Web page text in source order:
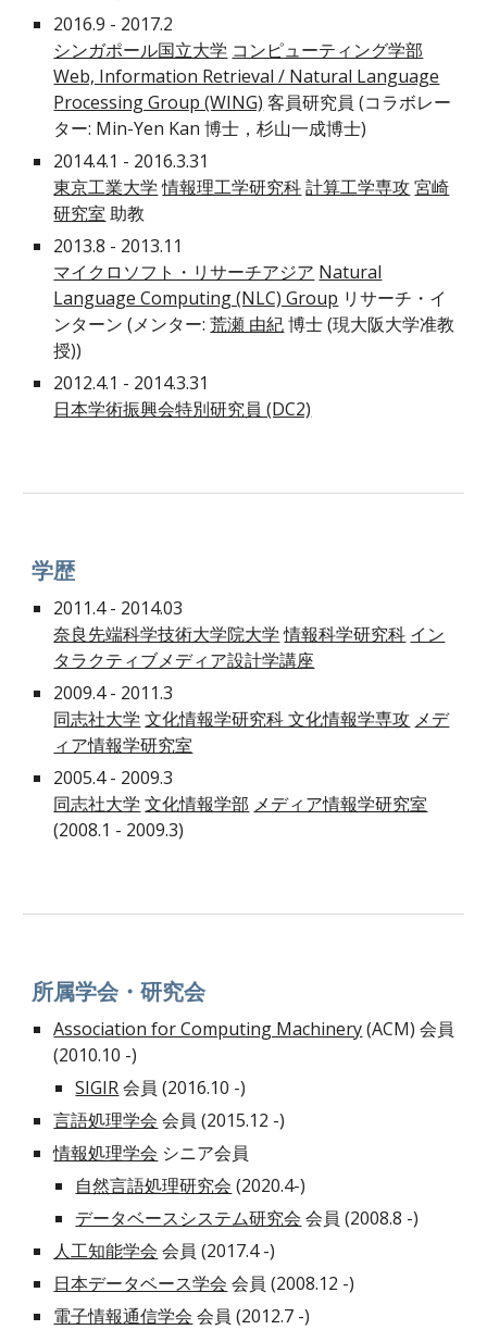
2016.9 - 2017.2
シンガポール国立大学 コンピューティング学部
Web, Information Retrieval / Natural Language
Processing Group (WING) 客員研究員 (コラボレー
ター: Min-Yen Kan 博士，杉山一成博士)
2014.4.1 - 2016.3.31
東京工業大学 情報理工学研究科 計算工学専攻 宮崎
研究室 助教
2013.8 - 2013.11
マイクロソフト・リサーチアジア Natural
Language Computing (NLC) Group リサーチ・イ
ンターン (メンター:荒瀬 由紀博士 (現大阪大学准教
授))
2012.4.1 - 2014.3.31
日本学術振興会特別研究員 (DC2)
学歴
2011.4 - 2014.03
奈良先端科学技術大学院大学 情報科学研究科 イン
タラクティブメディア設計学講座
2009.4 - 2011.3
同志社大学 文化情報学研究科 文化情報学専攻 メデ
ィア情報学研究室
2005.4- 2009.3
同志社大学 文化情報学部 メディア情報学研究室
(2008.1 - 2009.3)
所属学会・研究会
Association for Computing Machinery(ACM) 会員
(2010.10 -)
SIGIR会員 (2016.10 -)
言語処理学会 会員 (2015.12 -)
情報処理学会 シニア会員
自然言語処理研究会 (2020.4-)
データベースシステム研究会 会員 (2008.8 -)
人工知能学会 会員 (2017.4 -)
日本データベース学会 会員 (2008.12 -)
電子情報通信学会 会員 (2012.7 -)